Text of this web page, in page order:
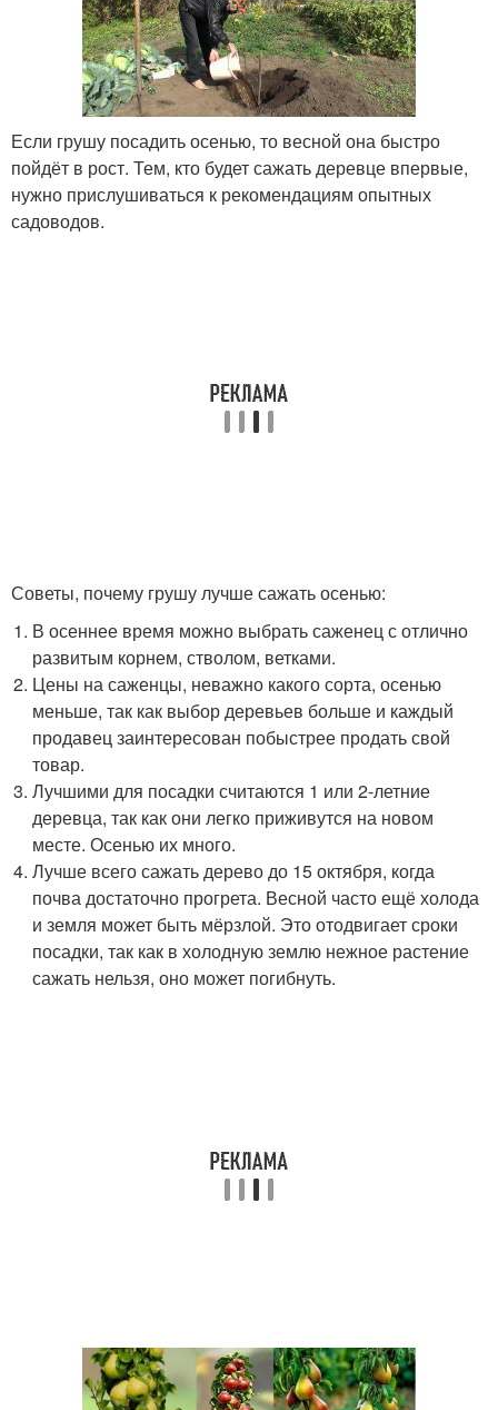
Если грушу посадить осенью, то весной она быстро
пойдёт в рост. Тем, кто будет сажать деревце впервые,
нужно прислушиваться к рекомендациям опытных
садоводов.
Советы, почему грушу лучше сажать осенью:
В осеннее время можно выбрать саженец с отлично
развитым корнем, стволом, ветками.
Цены на саженцы, неважно какого сорта, осенью
меньше, так как выбор деревьев больше и каждый
продавец заинтересован побыстрее продать свой
товар.
Лучшими для посадки считаются 1 или 2-летние
деревца, так как они легко приживутся на новом
месте. Осенью их много.
Лучше всего сажать дерево до 15 октября, когда
почва достаточно прогрета. Весной часто ещё холода
и земля может быть мёрзлой. Это отодвигает сроки
посадки, так как в холодную землю нежное растение
сажать нельзя, оно может погибнуть.